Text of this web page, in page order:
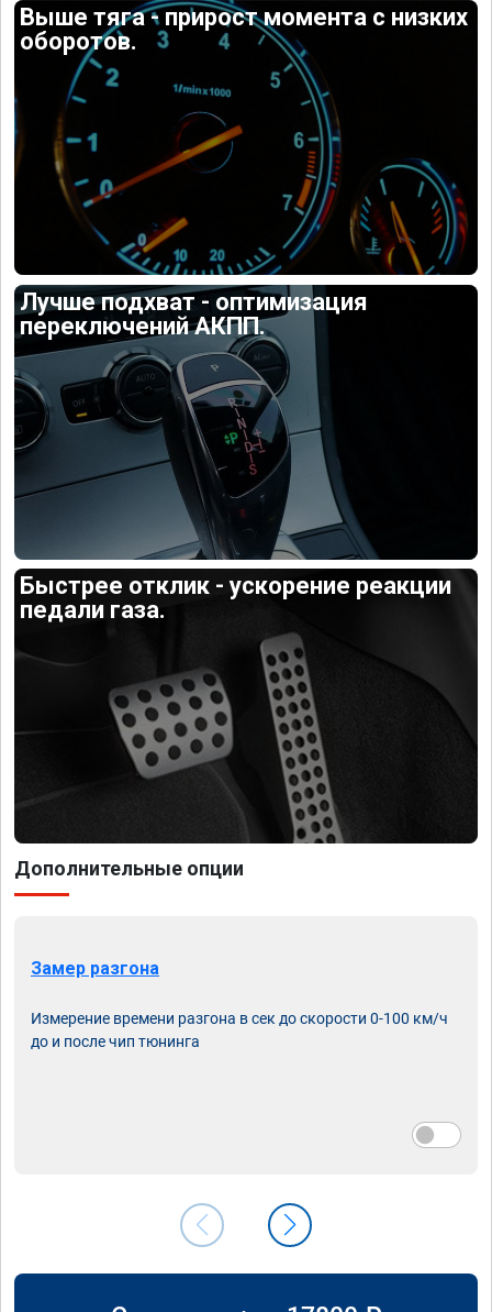
Выше тяга - прирост момента с низких
оборотов.
Лучше подхват - оптимизация
переключений АКПП.
Быстрее отклик - ускорение реакции
педали газа.
Дополнительные опции
Замер разгона
Измерение времени разгона в сек до скорости 0-100 км/ч
до и после чип тюнинга